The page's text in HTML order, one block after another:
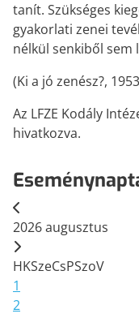
tanít. Szükséges
gyakorlati zenei
nélkül senkiből sem
(Ki a jó zenész?,
Az LFZE Kodály
hivatkozva.
2026augusztus
HKSzeCsPSzoV
1
2